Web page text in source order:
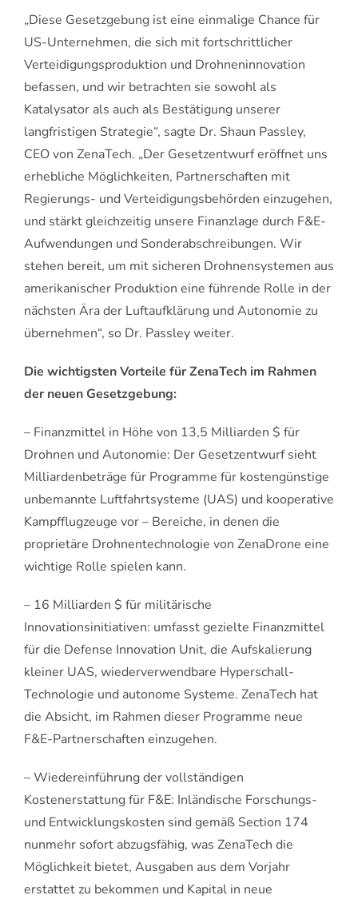
„Diese Gesetzgebung ist eine einmalige Chance für
US-Unternehmen, die sich mit fortschrittlicher
Verteidigungsproduktion und Drohneninnovation
befassen, und wir betrachten sie sowohl als
Katalysator als auch als Bestätigung unserer
langfristigen Strategie“, sagte Dr. Shaun Passley,
CEO von ZenaTech. „Der Gesetzentwurf eröffnet uns
erhebliche Möglichkeiten, Partnerschaften mit
Regierungs- und Verteidigungsbehörden einzugehen,
und stärkt gleichzeitig unsere Finanzlage durch F&E-
Aufwendungen und Sonderabschreibungen. Wir
stehen bereit, um mit sicheren Drohnensystemen aus
amerikanischer Produktion eine führende Rolle in der
nächsten Ära der Luftaufklärung und Autonomie zu
übernehmen“, so Dr. Passley weiter.
Die wichtigsten Vorteile für ZenaTech im Rahmen
der neuen Gesetzgebung:
– Finanzmittel in Höhe von 13,5 Milliarden $ für
Drohnen und Autonomie: Der Gesetzentwurf sieht
Milliardenbeträge für Programme für kostengünstige
unbemannte Luftfahrtsysteme (UAS) und kooperative
Kampfflugzeuge vor – Bereiche, in denen die
proprietäre Drohnentechnologie von ZenaDrone eine
wichtige Rolle spielen kann.
– 16 Milliarden $ für militärische
Innovationsinitiativen: umfasst gezielte Finanzmittel
für die Defense Innovation Unit, die Aufskalierung
kleiner UAS, wiederverwendbare Hyperschall-
Technologie und autonome Systeme. ZenaTech hat
die Absicht, im Rahmen dieser Programme neue
F&E-Partnerschaften einzugehen.
– Wiedereinführung der vollständigen
Kostenerstattung für F&E: Inländische Forschungs-
und Entwicklungskosten sind gemäß Section 174
nunmehr sofort abzugsfähig, was ZenaTech die
Möglichkeit bietet, Ausgaben aus dem Vorjahr
erstattet zu bekommen und Kapital in neue